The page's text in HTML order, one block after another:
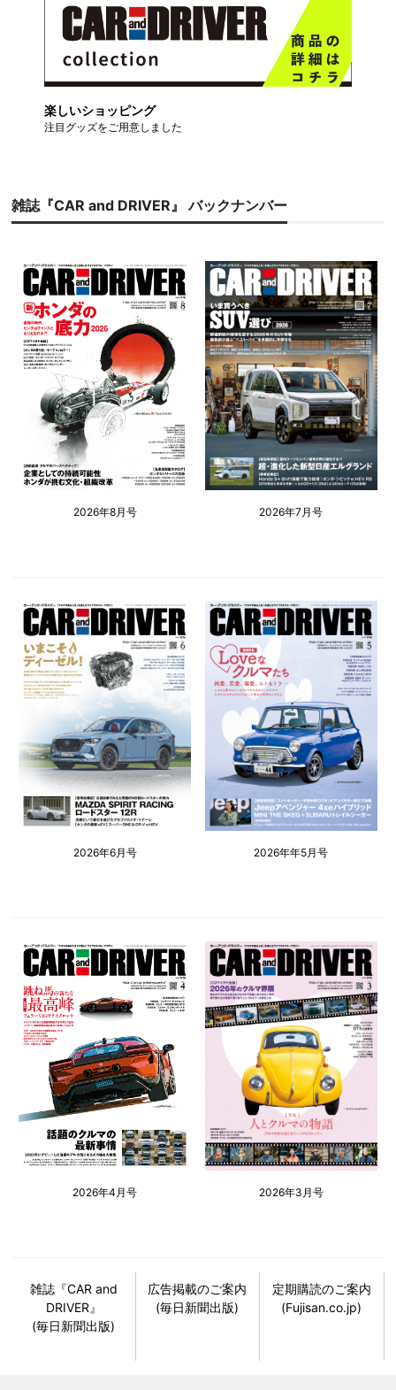
楽しいショッピング
注目グッズをご用意しました
雑誌『CAR and DRIVER』 バックナンバー
2026年8月号 2026年7月号
2026年6月号 2026年年5月号
2026年4月号 2026年3月号
雑誌『CAR and
DRIVER』
(毎日新聞出版)
広告掲載のご案内
(毎日新聞出版)
定期購読のご案内
(Fujisan.co.jp)